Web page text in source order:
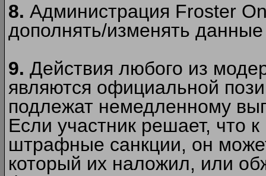
8. Администрация Froster
дополнять/изменять
9. Действия любого из
являются официальной
подлежат немедленному
Если участник решает, что
штрафные санкции, он
который их наложил, или